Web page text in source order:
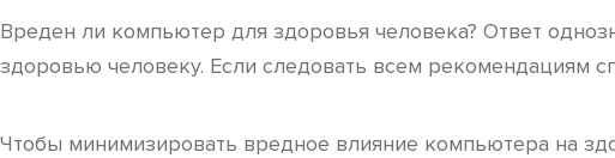
Вреден ли компьютер для здоровья человека? Ответ
здоровью человеку. Если следовать всем рекомендациям
Чтобы минимизировать вредное влияние компьютера на